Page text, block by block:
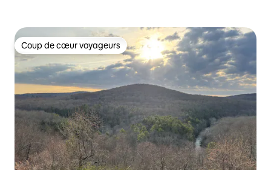
Coup de cœur voyageurs
Coup de cœur voyageurs